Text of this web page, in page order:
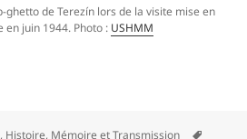
ghetto de Terezín lors de la visite mise en
en juin 1944. Photo : USHMM
, Histoire, Mémoire et Transmission